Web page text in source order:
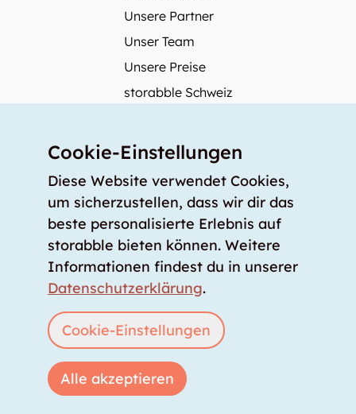
Unsere Partner
Unser Team
Unsere Preise
storabble Schweiz
Mehr über storabble
Medienbeiträge
Wie gross muss ein Lagerraum sein?
Was kostet ein Lagerraum?
Für Lageranbieter
Anmelden Lagerraum inserieren
Copyright © 2026 storabble|Datenschutzerklärung
Cookie-Einstellungen
Diese Website verwendet Cookies,
um sicherzustellen, dass wir dir das
beste personalisierte Erlebnis auf
storabble bieten können. Weitere
Informationen findest du in unserer
Datenschutzerklärung.
Cookie-Einstellungen
Alle akzeptieren